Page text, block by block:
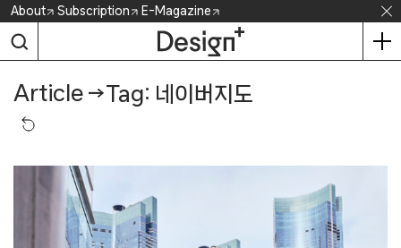
Skip
content
About Subscription E-Magazine
Article →Tag: 네이버지도